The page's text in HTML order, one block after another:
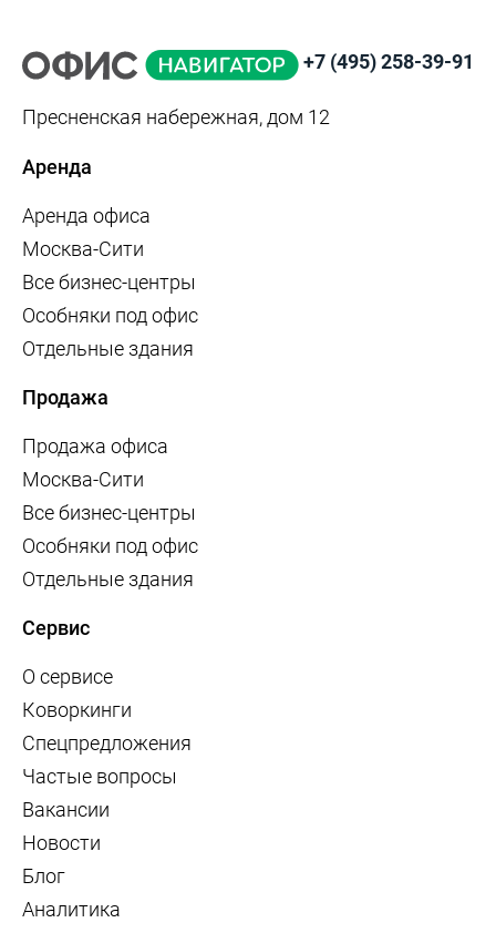
+7 (495) 258-39-91
Пресненская набережная, дом 12
Аренда
Аренда офиса
Москва-Сити
Все бизнес-центры
Особняки под офис
Отдельные здания
Продажа
Продажа офиса
Москва-Сити
Все бизнес-центры
Особняки под офис
Отдельные здания
Сервис
О сервисе
Коворкинги
Спецпредложения
Частые вопросы
Вакансии
Новости
Блог
Аналитика